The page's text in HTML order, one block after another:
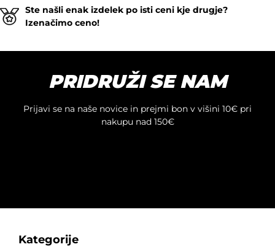
Ste našli enak izdelek po isti ceni kje drugje?
Izenačimo ceno!
PRIDRUŽI SE NAM
Prijavi se na naše novice in prejmi bon v višini 10€ pri
nakupu nad 150€
Kategorije